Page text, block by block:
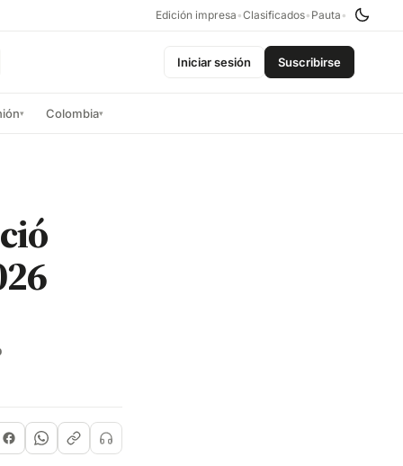
Edición impresa •Clasificados• Pauta •
Iniciar sesión Suscribirse
▾ Colombia▾